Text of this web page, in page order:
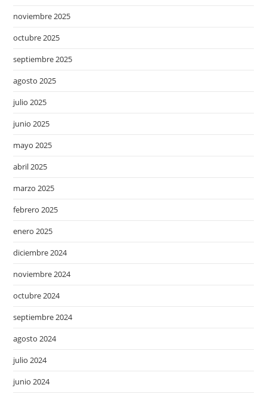
noviembre 2025
octubre 2025
septiembre 2025
agosto 2025
julio 2025
junio 2025
mayo 2025
abril 2025
marzo 2025
febrero 2025
enero 2025
diciembre 2024
noviembre 2024
octubre 2024
septiembre 2024
agosto 2024
julio 2024
junio 2024